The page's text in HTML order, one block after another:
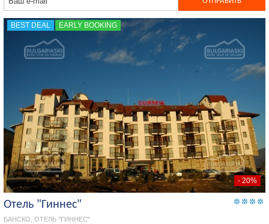
BEST DEAL EARLY BOOKING
- 20%
Отель "Гиннес"
БАНСКО, ОТЕЛЬ "ГИННЕС"